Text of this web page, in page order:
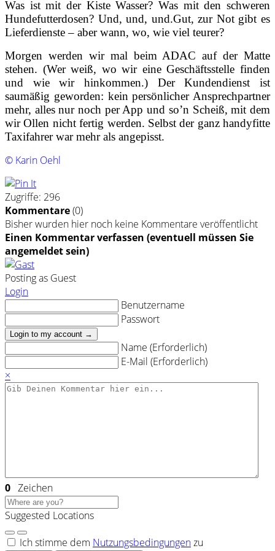
Was ist mit der Kiste Wasser? Was mit den schweren
Hundefutterdosen? Und, und, und.Gut, zur Not gibt es
Lieferdienste – aber wann, wo, wie viel teurer?
Morgen werden wir mal beim ADAC auf der Matte
stehen. (Wer weiß, wo wir eine Geschäftsstelle finden
und wie wir hinkommen.) Der Kundendienst ist
saumäßig geworden: kein persönlicher Ansprechpartner
mehr, alles nur noch per App und so’n Scheiß, mit dem
wir Ollen nicht fertig werden. Selbst der ganz handyfitte
Taxifahrer war mehr als angepisst.
© Karin Oehl
Zugriffe: 296
Kommentare(0)
Bisher wurden hier noch keine Kommentare veröffentlicht
Einen Kommentar verfassen (eventuell müssen Sie
angemeldet sein)
Posting as Guest
Login
Benutzername
Passwort
Login to my account →
Name (Erforderlich)
E-Mail (Erforderlich)
×
0 Zeichen
Suggested Locations
Ich stimme dem Nutzungsbedingungenzu